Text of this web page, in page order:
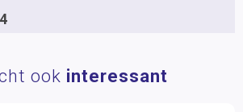
ook interessant